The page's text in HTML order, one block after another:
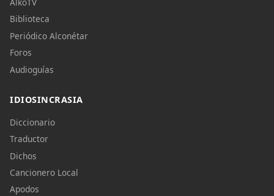
Biblioteca
Periódico Alconétar
Foros
Audioguías
IDIOSINCRASIA
Diccionario
Traductor
Dichos
Cancionero Local
Apodos